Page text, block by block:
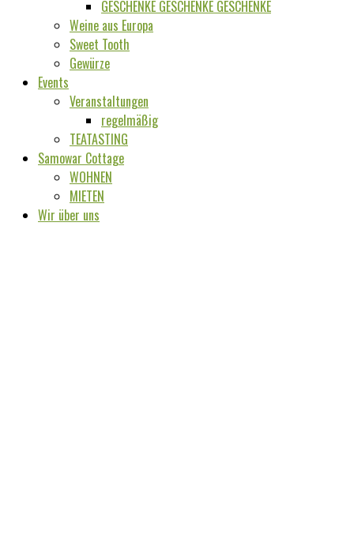
GESCHENKE GESCHENKE GESCHENKE
Weine aus Europa
Sweet Tooth
Gewürze
Events
Veranstaltungen
regelmäßig
TEATASTING
Samowar Cottage
WOHNEN
MIETEN
Wir über uns